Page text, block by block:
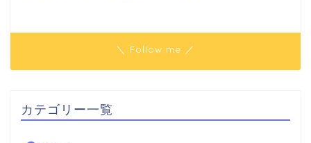
＼ Follow me ／
カテゴリー一覧